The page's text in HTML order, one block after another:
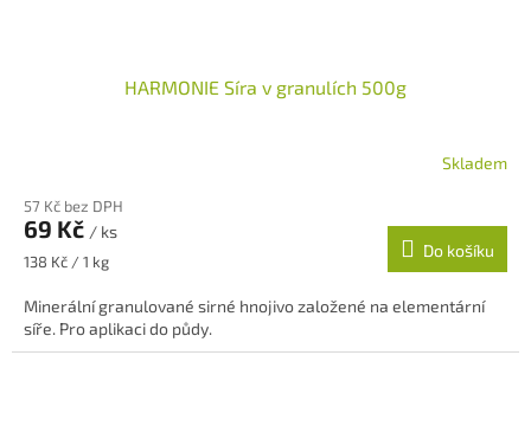
HARMONIE Síra v granulích 500g
Skladem
57 Kč bez DPH
69 Kč / ks
Měrná
138 Kč / 1 kg
Do košíku
Minerální granulované sirné hnojivo založené na elementární
síře. Pro aplikaci do půdy.